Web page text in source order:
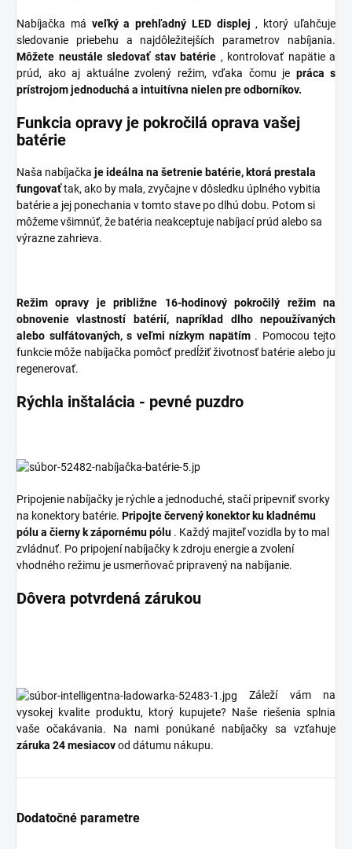
Nabíjačka má veľký a prehľadný LED displej , ktorý uľahčuje
sledovanie priebehu a najdôležitejších parametrov nabíjania.
Môžete neustále sledovať stav batérie , kontrolovať napätie a
prúd, ako aj aktuálne zvolený režim, vďaka čomu je práca s
prístrojom jednoduchá a intuitívna nielen pre odborníkov.
Funkcia opravy je pokročilá oprava vašej
batérie
Naša nabíjačka je ideálna na šetrenie batérie, ktorá prestala
fungovaťtak, ako by mala, zvyčajne v dôsledku úplného vybitia
batérie a jej ponechania v tomto stave po dlhú dobu. Potom si
môžeme všimnúť, že batéria neakceptuje nabíjací prúd alebo sa
výrazne zahrieva.
Režim opravy je približne 16-hodinový pokročilý režim na
obnovenie vlastností batérií, napríklad dlho nepoužívaných
alebo sulfátovaných, s veľmi nízkym napätím. Pomocou tejto
funkcie môže nabíjačka pomôcť predĺžiť životnosť batérie alebo ju
regenerovať.
Rýchla inštalácia - pevné puzdro
Pripojenie nabíjačky je rýchle a jednoduché, stačí pripevniť svorky
na konektory batérie. Pripojte červený konektor ku kladnému
pólu a čierny k zápornému pólu . Každý majiteľ vozidla by to mal
zvládnuť. Po pripojení nabíjačky k zdroju energie a zvolení
vhodného režimu je usmerňovač pripravený na nabíjanie.
Dôvera potvrdená zárukou
Záleží vám na
vysokej kvalite produktu, ktorý kupujete? Naše riešenia splnia
vaše očakávania. Na nami ponúkané nabíjačky sa vzťahuje
záruka 24 mesiacovod dátumu nákupu.
Dodatočné parametre